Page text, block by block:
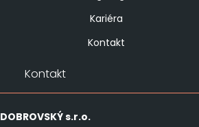
Kariéra
Kontakt
Kontakt
DOBROVSKÝs.r.o.